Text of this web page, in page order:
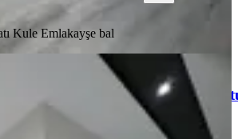
Kule Emlakayşe bal
Elif Su Uludağ Mahallesi